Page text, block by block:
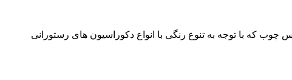
که با توجه به تنوع رنگی با انواع دکوراسیون های رستورانی